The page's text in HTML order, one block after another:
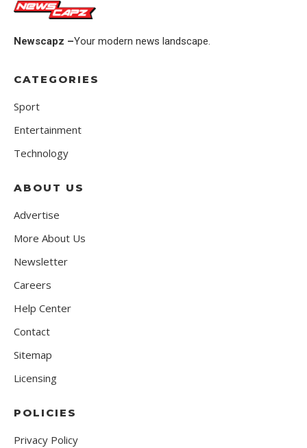
Newscapz –Your modern news landscape.
CATEGORIES
Sport
Entertainment
Technology
ABOUT US
Advertise
More About Us
Newsletter
Careers
Help Center
Contact
Sitemap
Licensing
POLICIES
Privacy Policy